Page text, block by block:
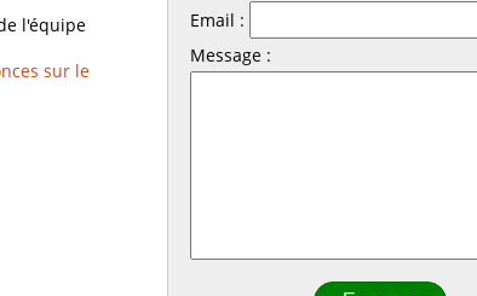
l'équipe
sur le
Email :
Message :